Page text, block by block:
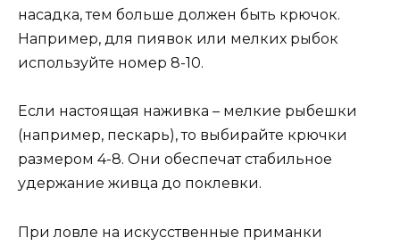
насадка, тем больше должен быть крючок.
Например, для пиявок или мелких рыбок
используйте номер 8-10.
Если настоящая наживка – мелкие рыбешки
(например, пескарь), то выбирайте крючки
размером 4-8. Они обеспечат стабильное
удержание живца до поклевки.
При ловле на искусственные приманки